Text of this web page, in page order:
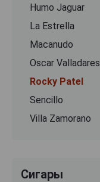
Humo Jaguar
La Estrella
Macanudo
Oscar Valladares
Rocky Patel
Sencillo
Villa Zamorano
Сигары